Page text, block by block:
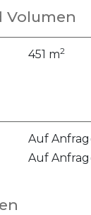
Volumen
451 m2
Auf
Auf